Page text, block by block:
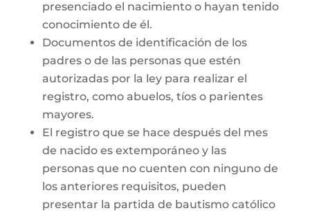
presenciado el nacimiento o hayan tenido
conocimiento de él.
Documentos de identificación de los
padres o de las personas que estén
autorizadas por la ley para realizar el
registro, como abuelos, tíos o parientes
mayores.
El registro que se hace después del mes
de nacido es extemporáneo y las
personas que no cuenten con ninguno de
los anteriores requisitos, pueden
presentar la partida de bautismo católico